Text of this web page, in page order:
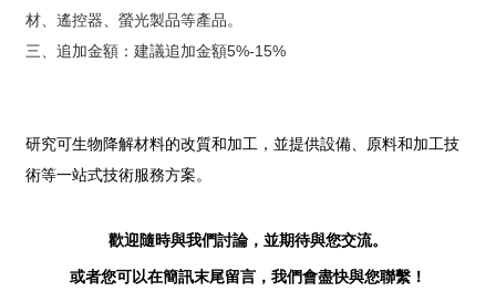
材、遙控器、螢光製品等產品。
三、追加金額：建議追加金額5%-15%
研究可生物降解材料的改質和加工，並提供設備、原料和加工技
術等一站式技術服務方案。
歡迎隨時與我們討論，並期待與您交流。
或者您可以在簡訊末尾留言，我們會盡快與您聯繫！